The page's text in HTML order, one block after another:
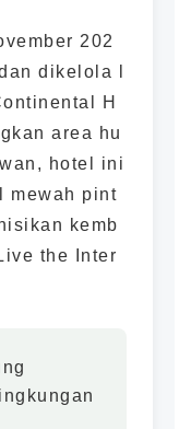
202
dikelola l
H
area hu
hotel ini
mewah pint
kemb
the Inter